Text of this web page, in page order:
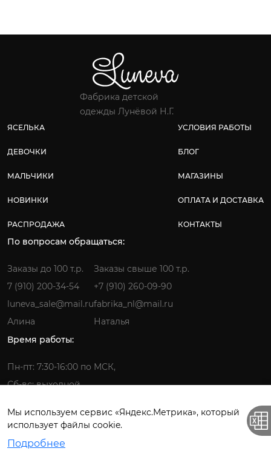
Фабрика детской
одежды Лунёвой Н.Г.
ЯСЕЛЬКА
ДЕВОЧКИ
МАЛЬЧИКИ
НОВИНКИ
РАСПРОДАЖА
УСЛОВИЯ РАБОТЫ
БЛОГ
МАГАЗИНЫ
ОПЛАТА И ДОСТАВКА
КОНТАКТЫ
По вопросам обращаться:
Заказы до 100 т.р.
7 (910) 200-34-54
luneva_sale@mail.ru
Алина
Заказы свыше 100 т.р.
+7 (910) 260-09-90
fabrika_nl@mail.ru
Наталья
Время работы:
Пн-пт: 7:30-16:00 по МСК,
Сб-вс: выходной
Фабрика детской одежды © 2026.
Мы используем сервис «Яндекс.Метрика», который
использует файлы cookie.
Подробнее